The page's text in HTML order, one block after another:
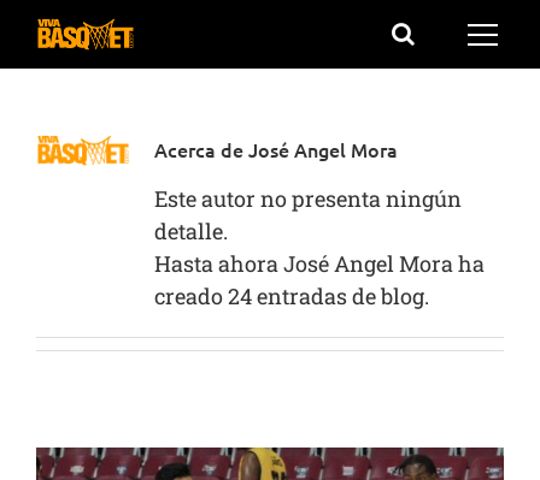
Saltar
Acerca deJosé Angel Mora
Este autor no presenta ningún
detalle.
Hasta ahora José Angel Mora ha
creado 24 entradas de blog.